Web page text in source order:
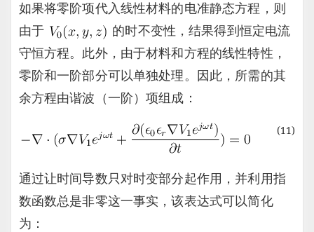
如果将零阶项代入线性材料的电准静态方程，则
由于
的时不变性，结果得到恒定电流
守恒方程。此外，由于材料和方程的线性特性，
零阶和一阶部分可以单独处理。因此，所需的其
余方程由谐波（一阶）项组成：
(11)
通过让时间导数只对时变部分起作用，并利用指
数函数总是非零这一事实，该表达式可以简化
为：